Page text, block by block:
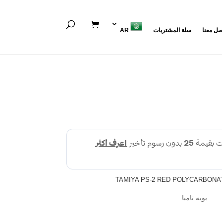
معنا سلة المشتريات AR
TAMIYA PS-2 RED
بويه تاميا